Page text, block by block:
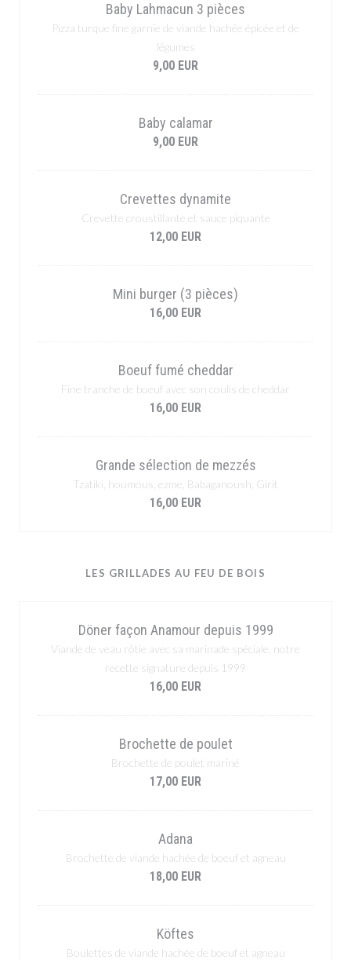
Baby Lahmacun 3 pièces
Pizza turque fine garnie de viande hachée épicée et de
légumes
9,00 EUR
Baby calamar
9,00 EUR
Crevettes dynamite
Crevette croustillante et sauce piquante
12,00 EUR
Mini burger (3 pièces)
16,00 EUR
Boeuf fumé cheddar
Fine tranche de boeuf avec son coulis de cheddar
16,00 EUR
Grande sélection de mezzés
Tzatiki, houmous, ezme, Babaganoush, Girit
16,00 EUR
LES GRILLADES AU FEU DE BOIS
Döner façon Anamour depuis 1999
Viande de veau rôtie avec sa marinade spéciale, notre
recette signature depuis 1999
16,00 EUR
Brochette de poulet
Brochette de poulet mariné
17,00 EUR
Adana
Brochette de viande hachée de boeuf et agneau
18,00 EUR
Köftes
Boulettes de viande hachée de boeuf et agneau